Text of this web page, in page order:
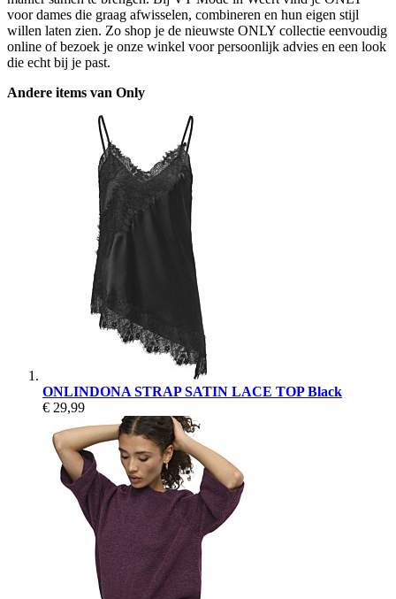
voor dames die graag afwisselen, combineren en hun eigen stijl
willen laten zien. Zo shop je de nieuwste ONLY collectie eenvoudig
online of bezoek je onze winkel voor persoonlijk advies en een look
die echt bij je past.
Andere items van Only
ONLINDONA STRAP SATIN LACE TOP Black
€ 29,99